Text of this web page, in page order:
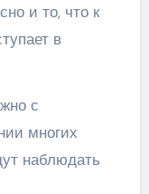
и то, что к
в
с
многих
наблюдать